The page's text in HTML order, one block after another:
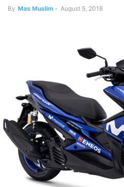
By Mas Muslim - August 5, 2018